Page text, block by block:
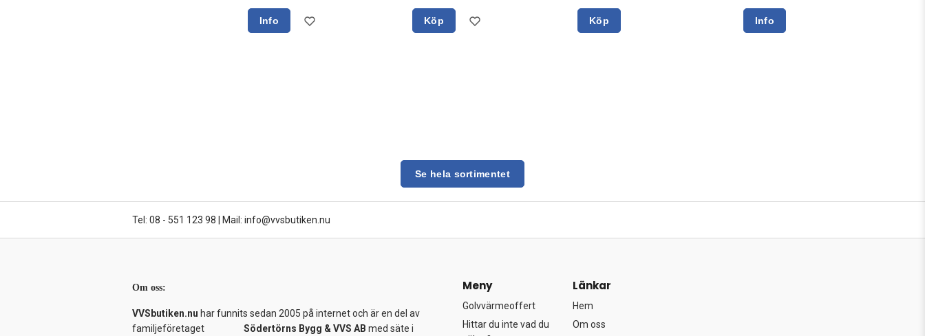
Köp Köp
Se hela sortimentet
Tel: 08 - 551 123 98 Mail: info@vvsbutiken.nu
Om oss:
VVSbutiken.nu har funnits sedan 2005 på internet och är en del av
familjeföretaget Södertörns Bygg & VVS AB med säte i
Meny
Golvvärmeoffert
Hittar du inte vad du
Länkar
Hem
Om oss